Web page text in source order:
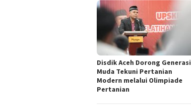
Disdik Aceh Dorong Generasi
Muda Tekuni Pertanian
Modern melalui Olimpiade
Pertanian